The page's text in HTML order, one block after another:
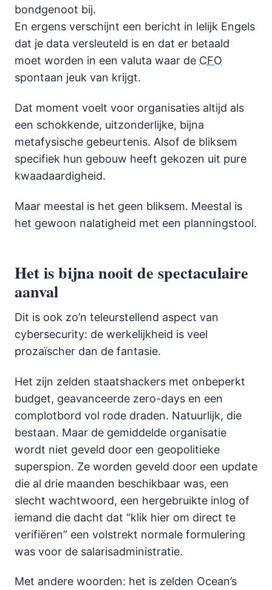
bondgenoot bij.
En ergens verschijnt een bericht in lelijk Engels
dat je data versleuteld is en dat er betaald
moet worden in een valuta waar de CFO
spontaan jeuk van krijgt.
Dat moment voelt voor organisaties altijd als
een schokkende, uitzonderlijke, bijna
metafysische gebeurtenis. Alsof de bliksem
specifiek hun gebouw heeft gekozen uit pure
kwaadaardigheid.
Maar meestal is het geen bliksem. Meestal is
het gewoon nalatigheid met een planningstool.
Het is bijna nooit de spectaculaire
aanval
Dit is ook zo’n teleurstellend aspect van
cybersecurity: de werkelijkheid is veel
prozaïscher dan de fantasie.
Het zijn zelden staatshackers met onbeperkt
budget, geavanceerde zero-days en een
complotbord vol rode draden. Natuurlijk, die
bestaan. Maar de gemiddelde organisatie
wordt niet geveld door een geopolitieke
superspion. Ze worden geveld door een update
die al drie maanden beschikbaar was, een
slecht wachtwoord, een hergebruikte inlog of
iemand die dacht dat “klik hier om direct te
verifiëren” een volstrekt normale formulering
was voor de salarisadministratie.
Met andere woorden: het is zelden Ocean’s